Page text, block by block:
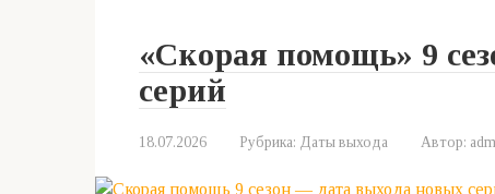
«Скорая помощь» 9
серий
18.07.2026 Рубрика: Даты выхода Автор: